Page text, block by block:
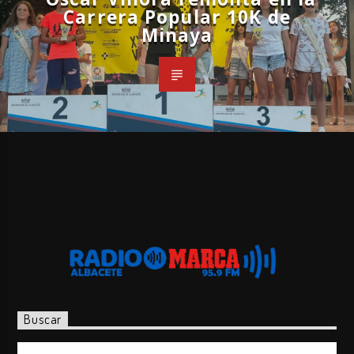
Carrera Popular 10K de
Minaya
Buscar